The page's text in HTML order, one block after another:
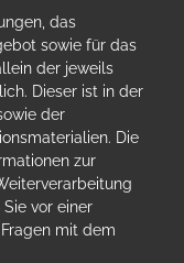
das
sowie für das
der jeweils
Dieser ist in der
der
Die
zur
vor einer
mit dem